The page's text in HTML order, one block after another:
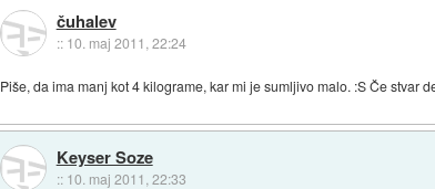
čuhalev
:: 10. maj 2011, 22:24
Piše, da ima manj kot 4 kilograme, kar mi je sumljivo malo. :S Če stvar
Keyser Soze
:: 10. maj 2011, 22:33